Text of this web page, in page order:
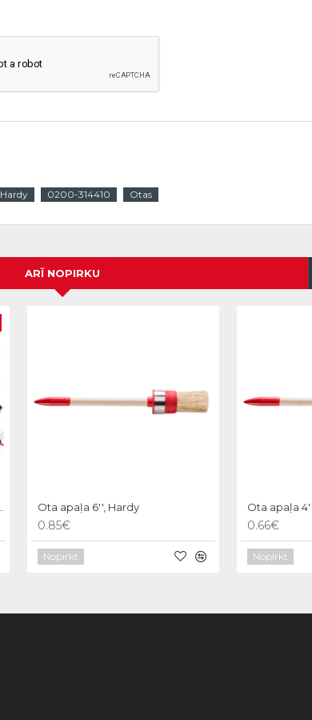
Hardy 0200-314410 Otas
ARĪ NOPIRKU
Ota apaļa 6'', Hardy
0.85€
Nopirkt
Ota apaļa
0.66€
Nopirkt